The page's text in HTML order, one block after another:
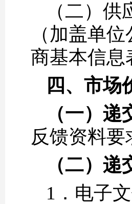
（二）
（加盖单
商基本信息
四、市场
（一） 递
反馈资料
（二） 递
1．电子